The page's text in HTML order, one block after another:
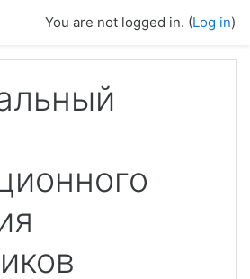
You are not logged in. (Log in)